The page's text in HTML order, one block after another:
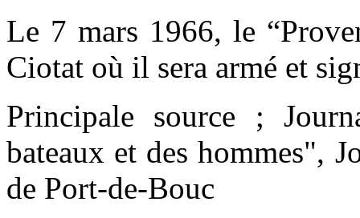
Le 7 mars 1966, le
Ciotat où il sera armé et
Principale source ;
bateaux et des hommes",
de Port-de-Bouc